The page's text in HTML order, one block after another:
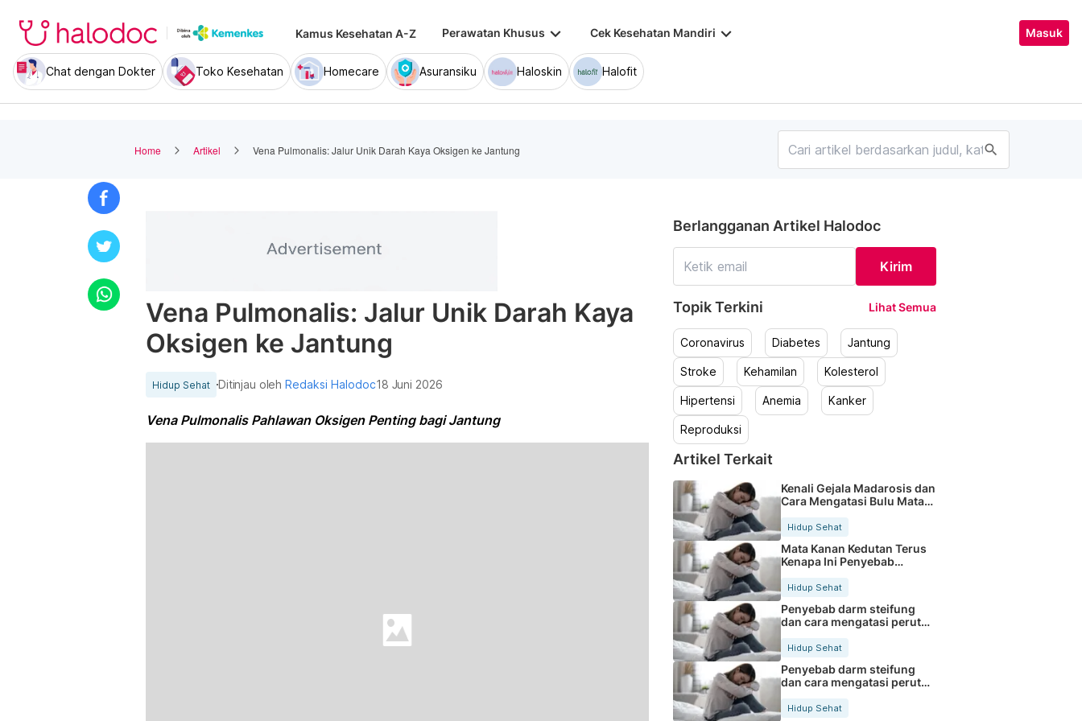
Kamus Kesehatan A-Z Perawatan Khusus keyboard_arrow_down Cek Kesehatan Mandiri keyboard_arrow_down Masuk
Chat dengan Dokter Toko Kesehatan Homecare Asuransiku Haloskin Halofit
Home Artikel Vena Pulmonalis: Jalur Unik Darah Kaya Oksigen ke Jantung search
Vena Pulmonalis: Jalur Unik Darah Kaya
Oksigen ke Jantung
Hidup Sehat Ditinjau olehRedaksi Halodoc18 Juni 2026
Vena Pulmonalis Pahlawan Oksigen Penting bagi Jantung
Berlangganan Artikel Halodoc
Kirim
Topik Terkini Lihat Semua
Coronavirus Diabetes Jantung
Stroke Kehamilan Kolesterol
Hipertensi Anemia Kanker
Reproduksi
Artikel Terkait
Kenali Gejala Madarosis dan
Cara Mengatasi Bulu Mata
Hidup Sehat
Mata Kanan Kedutan Terus
Kenapa Ini Penyebab
Hidup Sehat
Penyebab darm steifung
dan cara mengatasi perut
Hidup Sehat
Penyebab darm steifung
dan cara mengatasi perut
Hidup Sehat